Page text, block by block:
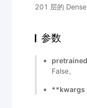
201 层的
参数
pretrained
False。
**kwargs